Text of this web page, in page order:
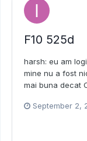
F10 525d
harsh: eu am
mine nu a fost
mai buna decat
September 2,